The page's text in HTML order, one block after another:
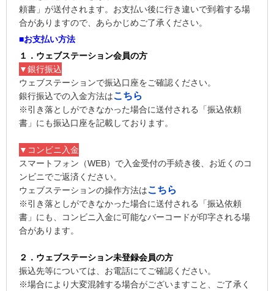
頼書」が送付されます。お支払い後に行き違いで到着する場
合がありますので、あらかじめご了承ください。
■お支払い方法
１．ウェブステーション会員の方
▼銀行振込
ウェブステーションで振込口座をご確認ください。
銀行振込での入金方法はこちら
※引き落としができなかった場合に送付される「振込依頼
書」にも振込口座を記載しております。
▼コンビニ入金
スマートフォン（WEB）で入金受付の手続き後、お近くのコ
ンビニでご返済ください。
ウェブステーションの操作方法はこちら
※引き落としができなかった場合に送付される「振込依頼
書」にも、コンビニ入金に可能なバーコードが印字される場
合があります。
２．ウェブステーション未登録会員の方
振込先等については、お電話にてご確認ください。
※場合により大変混雑する場合がございますこと、ご了承く